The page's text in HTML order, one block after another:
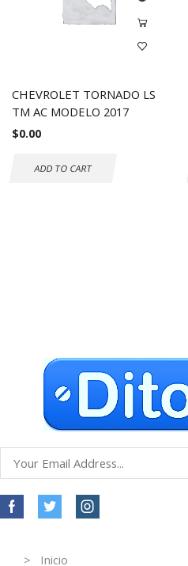
CHEVROLET TORNADO LS
TM AC MODELO 2017
$0.00
ADD TO CART
> Inicio